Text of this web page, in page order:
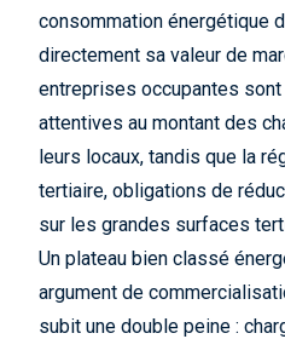
consommation énergétique
directement sa valeur de
entreprises occupantes
attentives au montant des
leurs locaux, tandis que la
tertiaire, obligations de
sur les grandes surfaces
Un plateau bien classé
argument de
subit une double peine :